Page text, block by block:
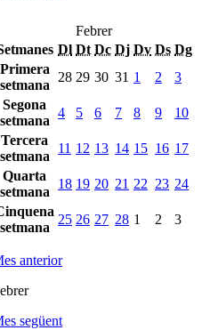
Febrer
Dl Dt Dc Dj Dv Ds Dg
Primera
setmana
28 29 30 31 1 2
3
Segona
setmana
4 5 6 7 8 9
10
Tercera
setmana
11 12 13 14 15 16 17
Quarta
setmana
18 19 20 21 22 23 24
setmana
25 26 27 28 1 2 3
anterior
següent